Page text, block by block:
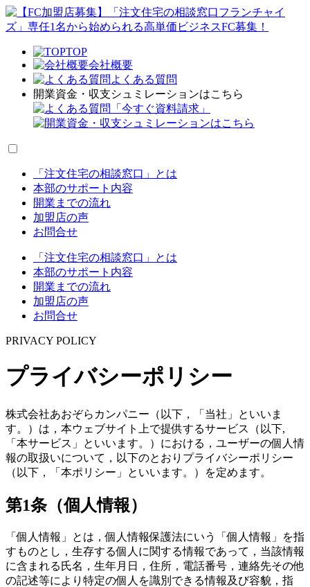
TOP
会社概要
よくある質問
開業資金・収支シュミレーションはこちら
「今すぐ資料請求」
「注文住宅の相談窓口」とは
本部のサポート内容
開業までの流れ
加盟店の声
お問合せ
「注文住宅の相談窓口」とは
本部のサポート内容
開業までの流れ
加盟店の声
お問合せ
PRIVACY POLICY
プライバシーポリシー
株式会社あおぞらカンパニー（以下，「当社」といいま
す。）は，本ウェブサイト上で提供するサービス（以下,
「本サービス」といいます。）における，ユーザーの個人情
報の取扱いについて，以下のとおりプライバシーポリシー
（以下，「本ポリシー」といいます。）を定めます。
第1条（個人情報）
「個人情報」とは，個人情報保護法にいう「個人情報」を指
すものとし，生存する個人に関する情報であって，当該情報
に含まれる氏名，生年月日，住所，電話番号，連絡先その他
の記述等により特定の個人を識別できる情報及び容貌，指